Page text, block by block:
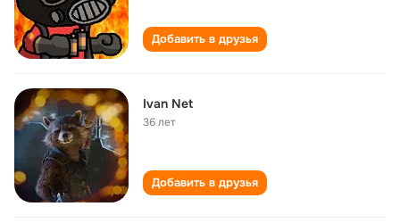
Добавить в друзья
Ivan Net
36 лет
Добавить в друзья